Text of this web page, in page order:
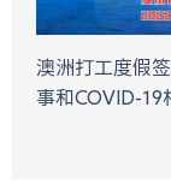
澳洲打工度假
事和COVID-19